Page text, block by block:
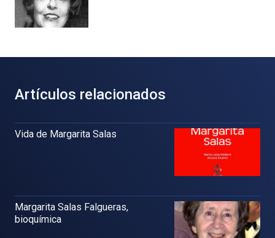
Artículos relacionados
Vida de Margarita Salas
Margarita Salas Falgueras,
bioquímica